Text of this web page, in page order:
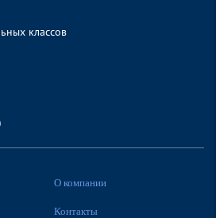
классов
О компании
Контакты